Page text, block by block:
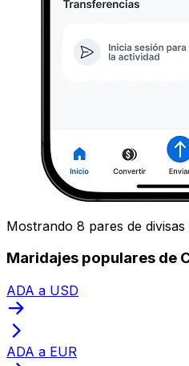
Mostrando 8 pares de
Maridajes populares de
ADA a USD
ADA a EUR